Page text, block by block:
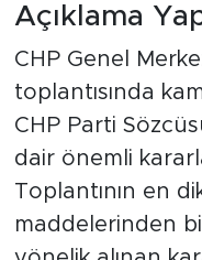
Açıklama
CHP Genel
toplantısında
CHP Parti
dair önemli
Toplantının en
maddelerinden